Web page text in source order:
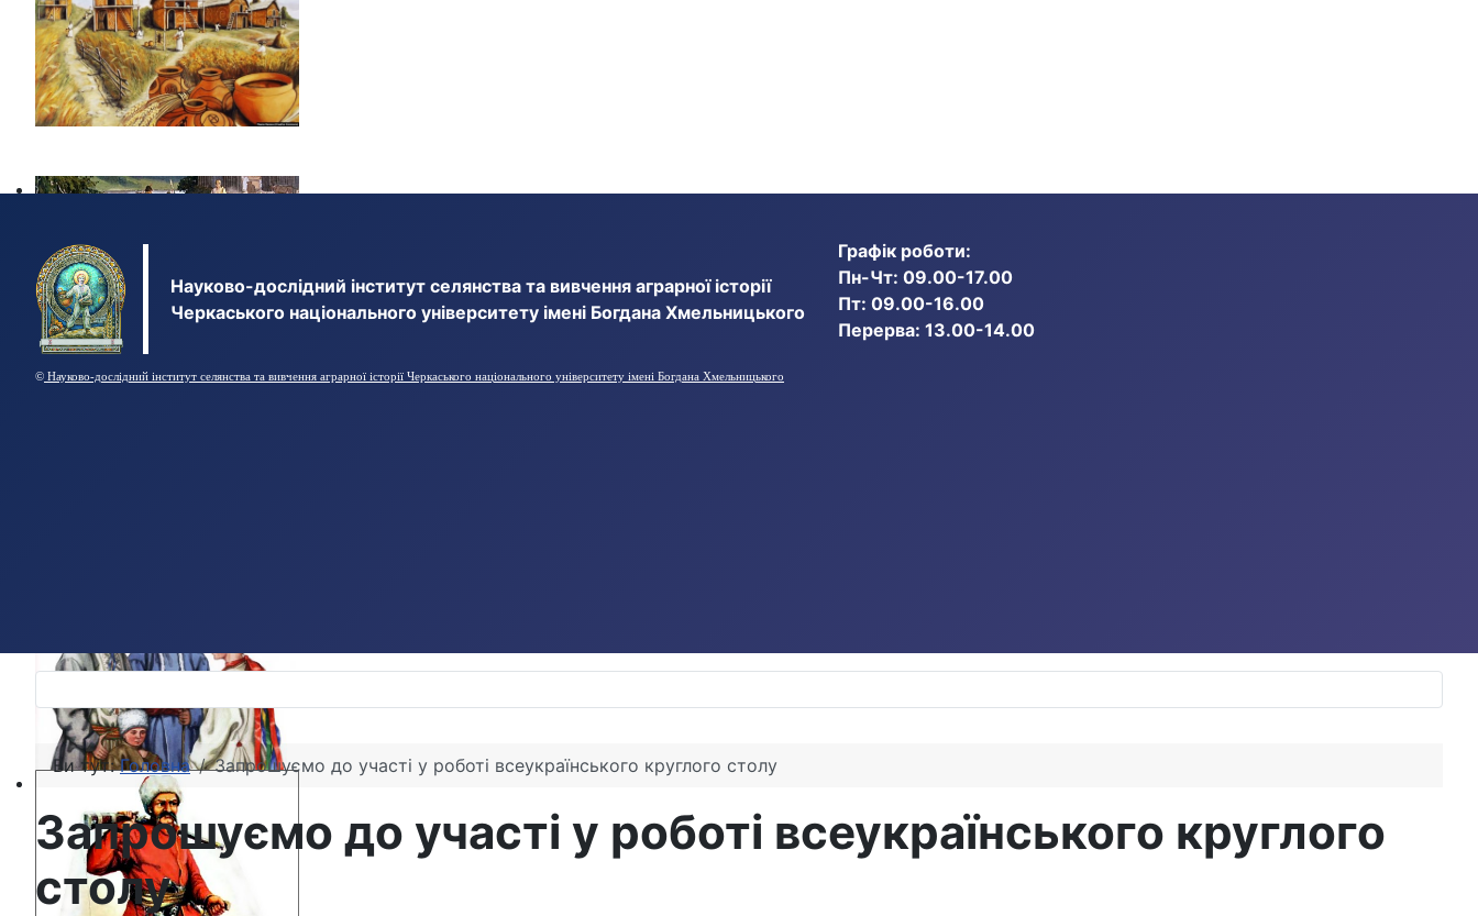
Ви тут:Головна Запрошуємо до участі у роботі всеукраїнського круглого столу
Запрошуємо до участі у роботі всеукраїнського круглого
столу
Науково-дослідний інститут селянства та вивчення аграрної історії
Черкаського національного університету імені Богдана Хмельницького
Графік роботи:
Пн-Чт: 09.00-17.00
Пт: 09.00-16.00
Перерва: 13.00-14.00
© Науково-дослідний інститут селянства та вивчення аграрної історії Черкаського національного університету імені Богдана Хмельницького